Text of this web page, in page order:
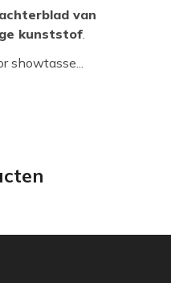
van
kunststof.
showtasse...